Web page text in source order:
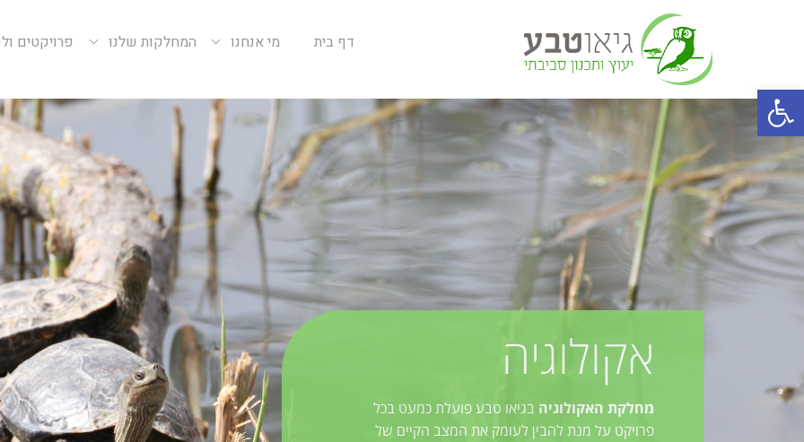
פתח סרגל נגישות
דף בית מי אנחנו המחלקות שלנו פרויקטים
אקולוגיה
מחלקת האקולוגיה בגיאו טבע פועלת כמעט בכל
פרויקט על מנת להבין לעומק את המצב הקיים של